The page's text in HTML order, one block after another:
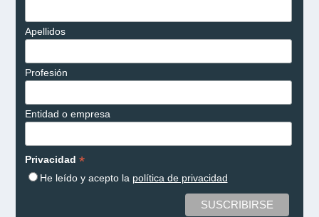
Apellidos
Profesión
Entidad o empresa
Privacidad *
He leído y acepto la política de privacidad